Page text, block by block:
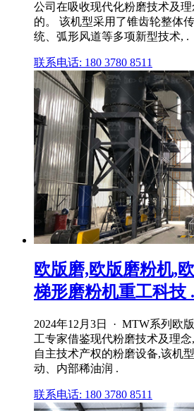
公司在吸收现代化粉磨技术及
的。 该机型采用了锥齿轮整体
统、弧形风道等多项新型技术, .
联系电话: 180 3780 8511
欧版磨,欧版磨粉机,
梯形磨粉机重工科技
2024年12月3日 · MTW系列欧
工专家借鉴现代粉磨技术及理
自主技术产权的粉磨设备,该机
动、内部稀油润 .
联系电话: 180 3780 8511